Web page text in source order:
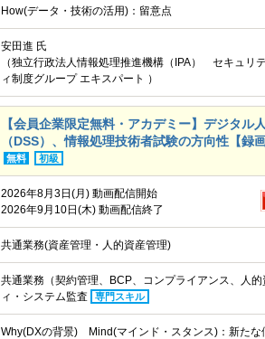
How(データ・技術の活用)：留意点
安田進 氏
（独立行政法人情報処理推進機構（IPA） セキュ
ィ制度グループ エキスパート ）
【会員企業限定無料・アカデミー】デジタル
（DSS）、情報処理技術者試験の方向性【
無料 初級
2026年8月3日(月) 動画配信開始
2026年9月10日(木) 動画配信終了
共通業務(資産管理・人的資産管理)
共通業務（契約管理、BCP、コンプライアンス、人
ィ・システム監査
専門スキル
Why(DXの背景) Mind(マインド・スタンス)：新たな